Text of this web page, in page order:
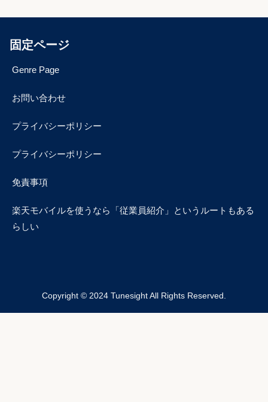
固定ページ
Genre Page
お問い合わせ
プライバシーポリシー
プライバシーポリシー
免責事項
楽天モバイルを使うなら「従業員紹介」というルートもある
らしい
Copyright © 2024 Tunesight All Rights Reserved.